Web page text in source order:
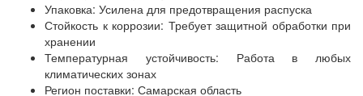
Упаковка: Усилена для предотвращения распуска
Стойкость к коррозии: Требует защитной обработки при
хранении
Температурная устойчивость: Работа в любых
климатических зонах
Регион поставки: Самарская область